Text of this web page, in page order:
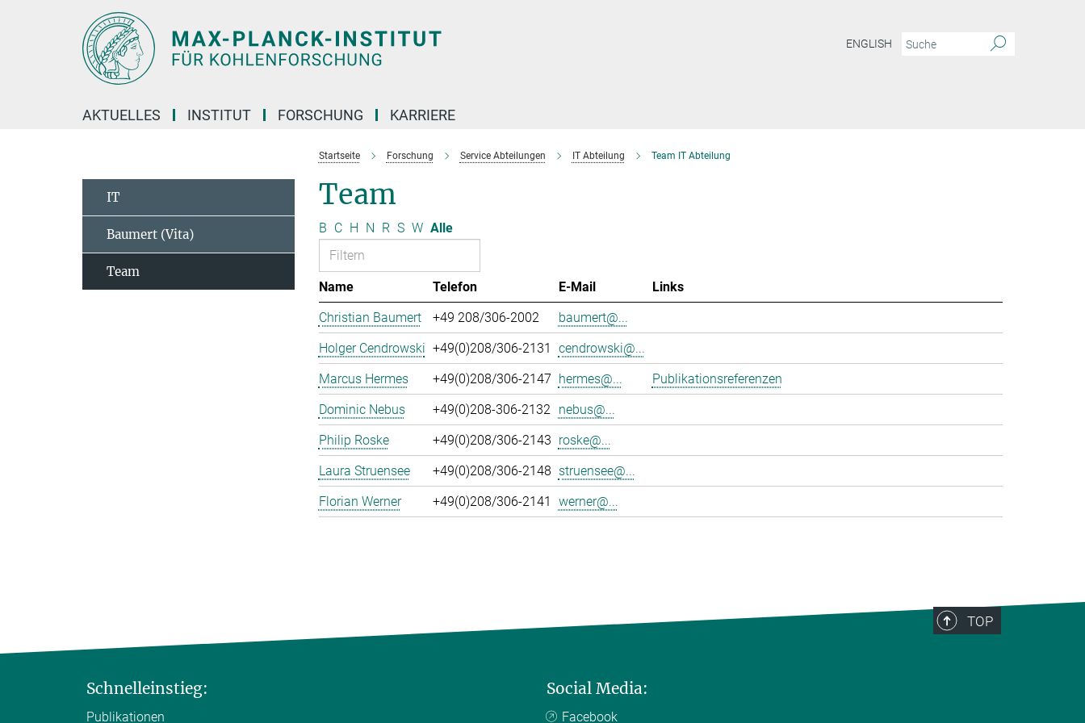
ENGLISH
AKTUELLES INSTITUT FORSCHUNG KARRIERE
Startseite Forschung Service Abteilungen IT Abteilung Team IT Abteilung
Team
B C H N R S W Alle
Name Telefon E-Mail
Links
Christian Baumert
+49 208/306-2002
baumert@...
Holger Cendrowski +49(0)208/306-2131
cendrowski@...
Marcus Hermes
+49(0)208/306-2147 hermes@...
Publikationsreferenzen
Dominic Nebus
+49(0)208-306-2132
nebus@...
Philip Roske
+49(0)208/306-2143 roske@...
Laura Struensee
+49(0)208/306-2148 struensee@...
Florian Werner
+49(0)208/306-2141 werner@...
IT
Baumert (Vita)
Team
TOP
Schnelleinstieg:
Publikationen
Social Media:
Facebook